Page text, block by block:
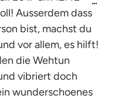
Ausserdem dass
bist, machst du
vor allem, es hilft!
die Wehtun
vibriert doch
wunderschoenes